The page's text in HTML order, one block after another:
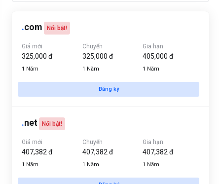
.com Nổi bật!
Giá mới
325,000 đ
1 Năm
Chuyển
325,000 đ
1 Năm
Gia hạn
405,000 đ
1 Năm
Đăng ký
.net Nổi bật!
Giá mới
407,382 đ
1 Năm
Chuyển
407,382 đ
1 Năm
Gia hạn
407,382 đ
1 Năm